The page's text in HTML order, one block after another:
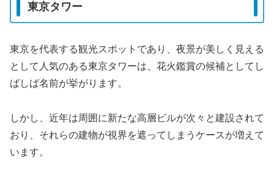
東京タワー
東京を代表する観光スポットであり、夜景が美しく見える
として人気のある東京タワーは、花火鑑賞の候補としてし
ばしば名前が挙がります。
しかし、近年は周囲に新たな高層ビルが次々と建設されて
おり、それらの建物が視界を遮ってしまうケースが増えて
います。